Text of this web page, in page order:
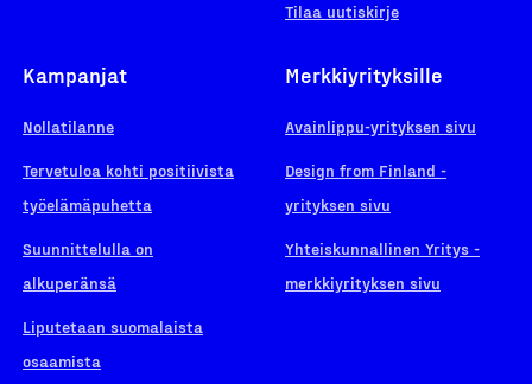
Tilaa uutiskirje
Kampanjat
Nollatilanne
Tervetuloa kohti positiivista
työelämäpuhetta
Suunnittelulla on
alkuperänsä
Liputetaan suomalaista
osaamista
Merkkiyrityksille
Avainlippu-yrityksen sivu
Design from Finland -
yrityksen sivu
Yhteiskunnallinen Yritys -
merkkiyrityksen sivu